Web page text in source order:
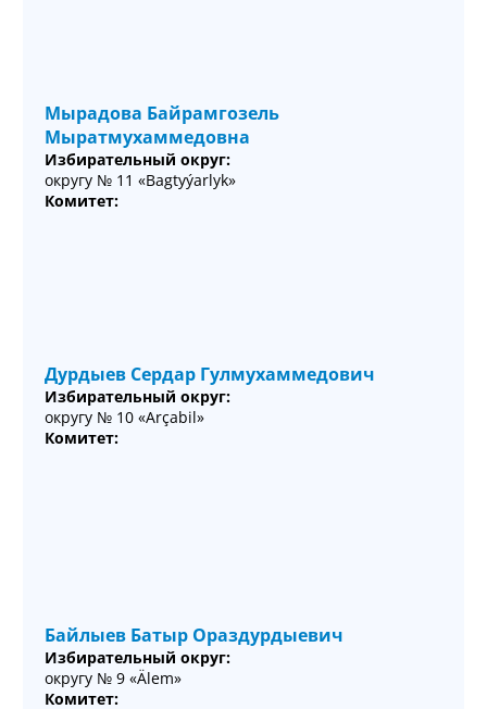
Мырадова Байрамгозель
Мыратмухаммедовна
Избирательный округ:
округу № 11 «Bagtyýarlyk»
Комитет:
Дурдыев Сердар Гулмухаммедович
Избирательный округ:
округу № 10 «Arçabil»
Комитет:
Байлыев Батыр Ораздурдыевич
Избирательный округ:
округу № 9 «Älem»
Комитет: